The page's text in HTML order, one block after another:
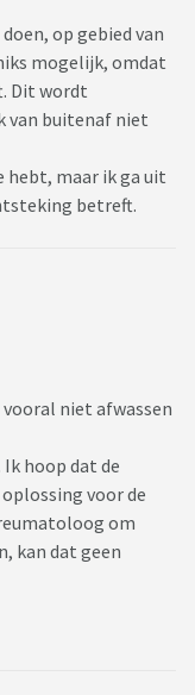
op gebied van
mogelijk, omdat
Dit wordt
van buitenaf niet
hebt, maar ik ga uit
betreft.
niet afwassen
Ik hoop dat de
voor de
om
kan dat geen